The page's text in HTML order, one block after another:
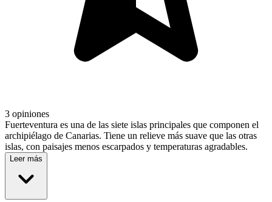
3 opiniones
Fuerteventura es una de las siete islas principales que componen el
archipiélago de Canarias. Tiene un relieve más suave que las otras
islas, con paisajes menos escarpados y temperaturas agradables.
Leer más